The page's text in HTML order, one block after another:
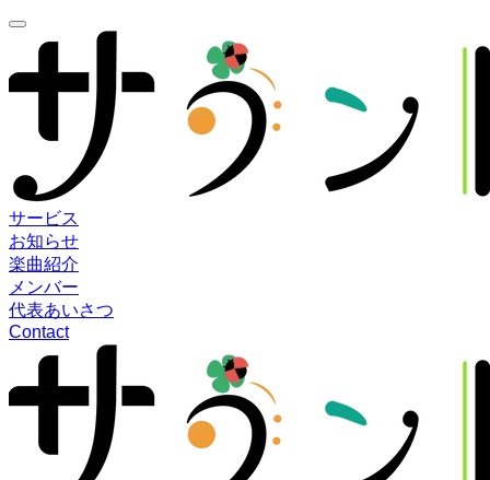
サービス
お知らせ
楽曲紹介
メンバー
代表あいさつ
Contact